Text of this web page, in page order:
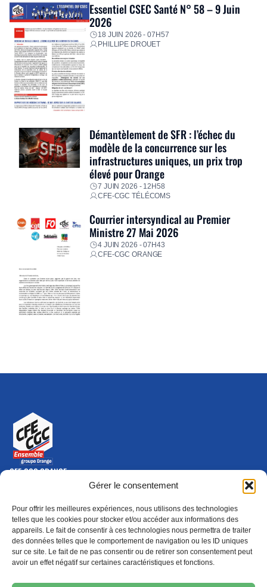
Gérer le consentement
Pour offrir les meilleures expériences, nous utilisons des technologies
telles que les cookies pour stocker et/ou accéder aux informations des
appareils. Le fait de consentir à ces technologies nous permettra de traiter
des données telles que le comportement de navigation ou les ID uniques
sur ce site. Le fait de ne pas consentir ou de retirer son consentement peut
avoir un effet négatif sur certaines caractéristiques et fonctions.
Essentiel CSEC Santé N° 58 – 9 Juin
2026
18 JUIN 2026 - 07H57
PHILLIPE DROUET
Démantèlement de SFR : l’échec du
modèle de la concurrence sur les
infrastructures uniques, un prix trop
élevé pour Orange
7 JUIN 2026 - 12H58
CFE-CGC TÉLÉCOMS
Courrier intersyndical au Premier
Ministre 27 Mai 2026
4 JUIN 2026 - 07H43
CFE-CGC ORANGE
CFE-CGC ORANGE
10-12 rue Saint Amand, 75015 Paris Cedex 15
Nous contacter
01 46 79 28 74
S'ABONNER(NOUVELLE FENÊTRE)
ADHÉRER
Épargne
(nouvelle fenêtre) Formation
(nouvelle fenêtre)